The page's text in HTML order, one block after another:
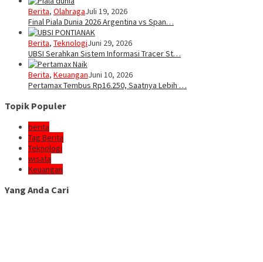
Berita, OlahragaJuli 19, 2026
Final Piala Dunia 2026 Argentina vs Span…
Berita, TeknologiJuni 29, 2026
UBSI Serahkan Sistem Informasi Tracer St…
Berita, KeuanganJuni 10, 2026
Pertamax Tembus Rp16.250, Saatnya Lebih …
Topik Populer
berita
Tag Berita
Teknologi
wisata
Keuangan
Yang Anda Cari